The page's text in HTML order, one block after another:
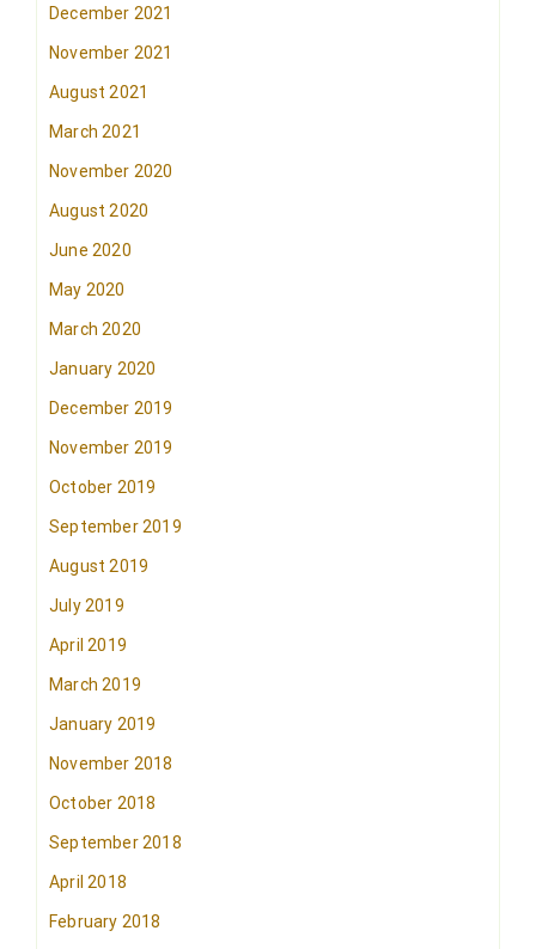
December 2021
November 2021
August 2021
March 2021
November 2020
August 2020
June 2020
May 2020
March 2020
January 2020
December 2019
November 2019
October 2019
September 2019
August 2019
July 2019
April 2019
March 2019
January 2019
November 2018
October 2018
September 2018
April 2018
February 2018